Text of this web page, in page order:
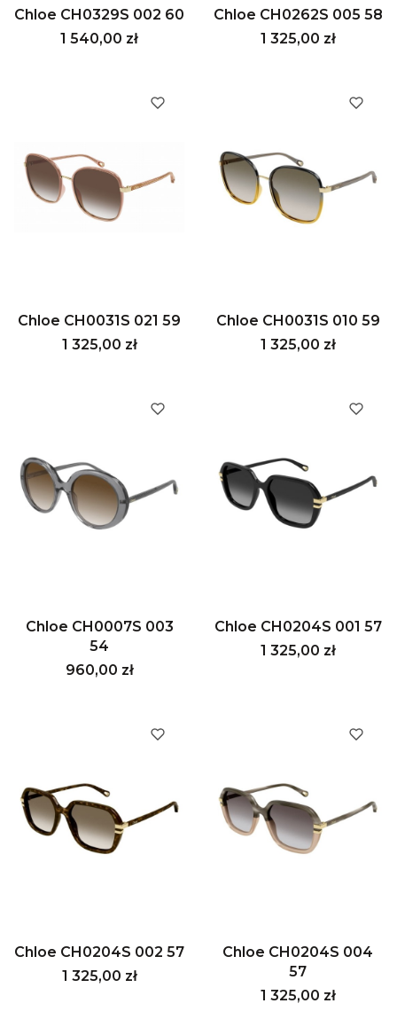
Chloe CH0329S 002 60
Cena
1 540,00 zł
Chloe CH0262S 005 58
Cena
1 325,00 zł
Chloe CH0031S 021 59
Cena
1 325,00 zł
Chloe CH0031S 010 59
Cena
1 325,00 zł
Chloe CH0007S 003
54
Cena
960,00 zł
Chloe CH0204S 001 57
Cena
1 325,00 zł
Chloe CH0204S 002 57
Cena
1 325,00 zł
Chloe CH0204S 004
57
Cena
1 325,00 zł